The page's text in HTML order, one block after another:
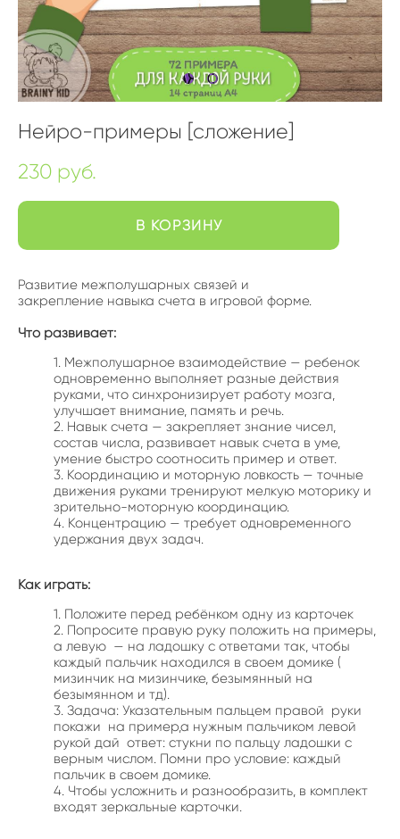
Нейро-примеры [сложение]
230 pуб.
В КОРЗИНУ
Развитие межполушарных связей и
закрепление навыка счета в игровой форме.
Что развивает:
Межполушарное взаимодействие — ребенок
одновременно выполняет разные действия
руками, что синхронизирует работу мозга,
улучшает внимание, память и речь.
Навык счета — закрепляет знание чисел,
состав числа, развивает навык счета в уме,
умение быстро соотносить пример и ответ.
Координацию и моторную ловкость — точные
движения руками тренируют мелкую моторику и
зрительно-моторную координацию.
Концентрацию — требует одновременного
удержания двух задач.
Как играть:
Положите перед ребёнком одну из карточек
Попросите правую руку положить на примеры,
а левую — на ладошку с ответами так, чтобы
каждый пальчик находился в своем домике (
мизинчик на мизинчике, безымянный на
безымянном и тд).
Задача: Указательным пальцем правой руки
покажи на пример,а нужным пальчиком левой
рукой дай ответ: стукни по пальцу ладошки с
верным числом. Помни про условие: каждый
пальчик в своем домике.
Чтобы усложнить и разнообразить, в комплект
входят зеркальные карточки.